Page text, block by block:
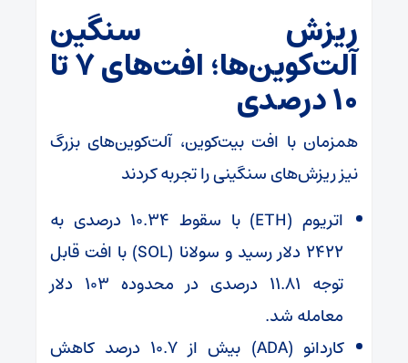
ریزش سنگین
آلت‌کوین‌ها؛ افت‌های ۷ تا
۱۰ درصدی
همزمان با افت بیت‌کوین، آلت‌کوین‌های بزرگ
نیز ریزش‌های سنگینی را تجربه کردند
اتریوم (ETH) با سقوط ۱۰.۳۴ درصدی به
۲۴۲۲ دلار رسید و سولانا (SOL) با افت قابل
توجه ۱۱.۸۱ درصدی در محدوده ۱۰۳ دلار
معامله شد.
کاردانو (ADA) بیش از ۱۰.۷ درصد کاهش